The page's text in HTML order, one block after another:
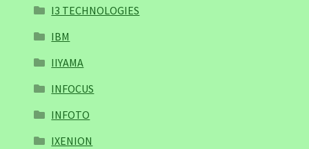
I3 TECHNOLOGIES
IBM
IIYAMA
INFOCUS
INFOTO
IXENION